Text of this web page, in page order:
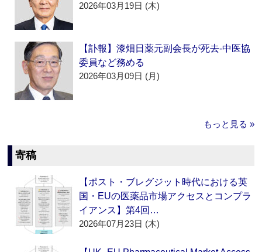
2026年03月19日 (木)
【訃報】漆畑日薬元副会長が死去‐中医協
委員など務める
2026年03月09日 (月)
もっと見る »
寄稿
【ポスト・ブレグジット時代における英
国・EUの医薬品市場アクセスとコンプラ
イアンス】第4回…
2026年07月23日 (木)